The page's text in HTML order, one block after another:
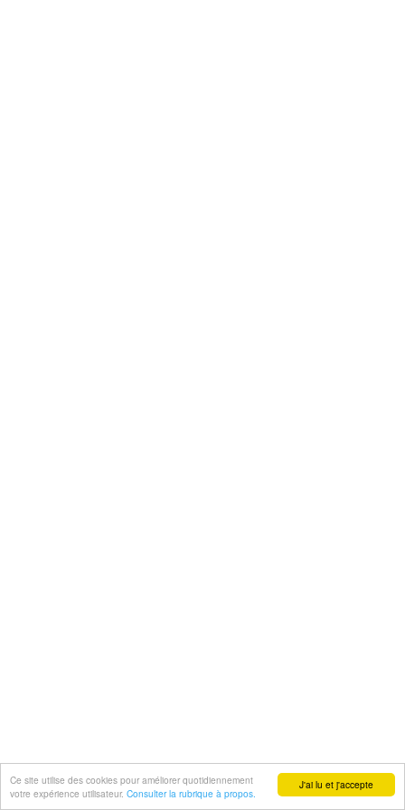
J'ai lu et j'accepte
Ce site utilise des cookies pour améliorer quotidiennement
votre expérience utilisateur. Consulter la rubrique à propos.